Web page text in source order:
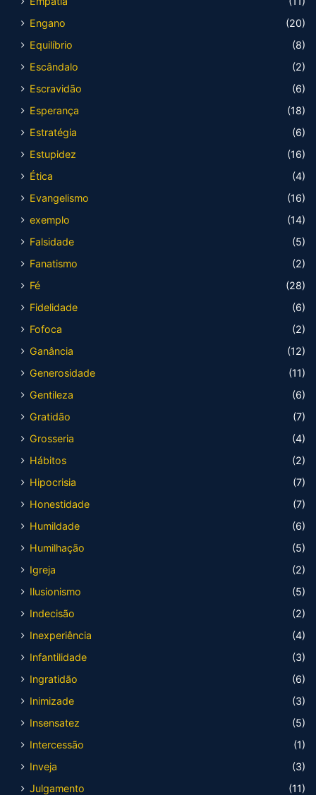
Engano
(20)
Equilíbrio
(8)
Escândalo
(2)
Escravidão
(6)
Esperança
(18)
Estratégia
(6)
Estupidez
(16)
Ética
(4)
Evangelismo
(16)
exemplo
(14)
Falsidade
(5)
Fanatismo
(2)
Fé
(28)
Fidelidade
(6)
Fofoca
(2)
Ganância
(12)
Generosidade
(11)
Gentileza
(6)
Gratidão
(7)
Grosseria
(4)
Hábitos
(2)
Hipocrisia
(7)
Honestidade
(7)
Humildade
(6)
Humilhação
(5)
Igreja
(2)
Ilusionismo
(5)
Indecisão
(2)
Inexperiência
(4)
Infantilidade
(3)
Ingratidão
(6)
Inimizade
(3)
Insensatez
(5)
Intercessão
(1)
Inveja
(3)
Julgamento
(11)